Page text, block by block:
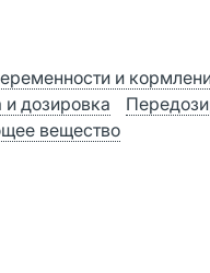
и
дозировка
вещество